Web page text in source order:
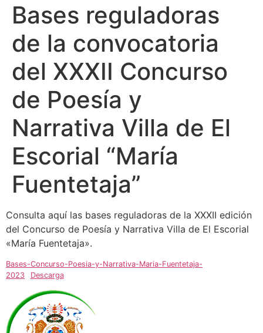
Bases reguladoras
de la convocatoria
del XXXII Concurso
de Poesía y
Narrativa Villa de El
Escorial “María
Fuentetaja”
Consulta aquí las bases reguladoras de la XXXII edición
del Concurso de Poesía y Narrativa Villa de El Escorial
«María Fuentetaja».
Bases-Concurso-Poesia-y-Narrativa-Maria-Fuentetaja-
2023
Descarga